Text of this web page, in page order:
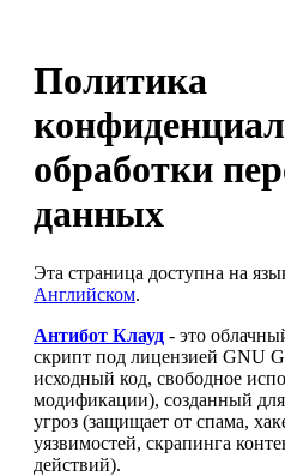
Политика
обработки
данных
Эта страница доступна на
Английском.
Антибот Клауд - это
скрипт под лицензией GNU
исходный код, свободное
модификации), созданный
угроз (защищает от спама,
уязвимостей, скрапинга
действий).